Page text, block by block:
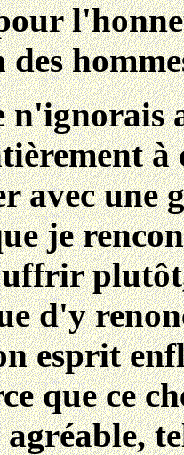
n'ignorais
à
avec une
je
d'y
esprit
que ce
agréable,